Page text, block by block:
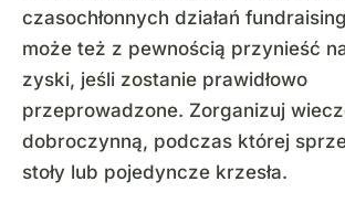
czasochłonnych działań
może też z pewnością przynieść
zyski, jeśli zostanie prawidłowo
przeprowadzone. Zorganizuj
dobroczynną, podczas której
stoły lub pojedyncze krzesła.